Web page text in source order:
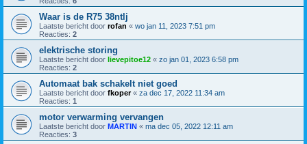
Waar is de R75 38ntlj
Laatste bericht door rofan « wo jan 11, 2023 7:51 pm
Reacties: 2
elektrische storing
Laatste bericht door lievepitoe12 « zo jan 01, 2023 6:58 pm
Reacties: 2
Automaat bak schakelt niet goed
Laatste bericht door fkoper« za dec 17, 2022 11:34 am
Reacties: 1
motor verwarming vervangen
Laatste bericht door MARTIN « ma dec 05, 2022 12:11 am
Reacties: 3